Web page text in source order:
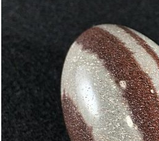
En oferta !
ESOTERISMO FÓSILES